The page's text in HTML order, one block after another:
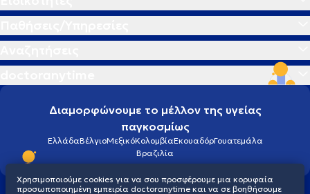
Διαμορφώνουμε το μέλλον της υγείας
παγκοσμίως
ΕλλάδαΒέλγιοΜεξικόΚολομβίαΕκουαδόρΓουατεμάλα
Βραζιλία
Χρησιμοποιούμε cookies για να σου προσφέρουμε μια κορυφαία
προσωποποιημένη εμπειρία doctoranytime και να σε βοηθήσουμε